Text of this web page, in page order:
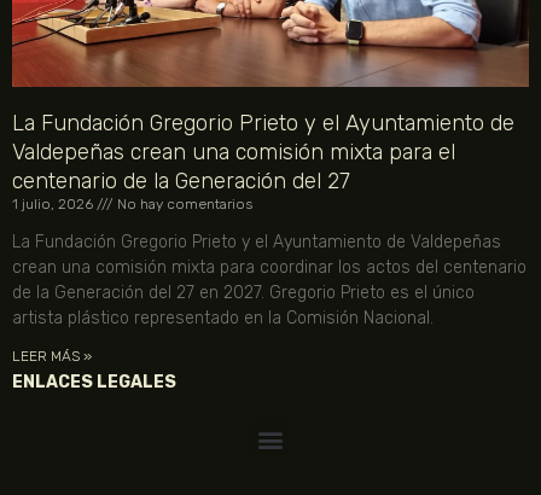
La Fundación Gregorio Prieto y el Ayuntamiento de
Valdepeñas crean una comisión mixta para el
centenario de la Generación del 27
1 julio, 2026 No hay comentarios
La Fundación Gregorio Prieto y el Ayuntamiento de Valdepeñas
crean una comisión mixta para coordinar los actos del centenario
de la Generación del 27 en 2027. Gregorio Prieto es el único
artista plástico representado en la Comisión Nacional.
LEER MÁS »
ENLACES LEGALES